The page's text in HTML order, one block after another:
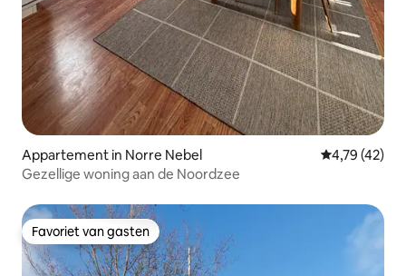
Appartement in Norre Nebel Gemiddelde
4,79 (42)
Gezellige woning aan de Noordzee
Favoriet van gasten
Favoriet van gasten